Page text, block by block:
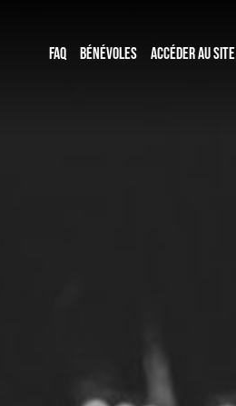
FAQ BÉNÉVOLES ACCÉDER AU SITE